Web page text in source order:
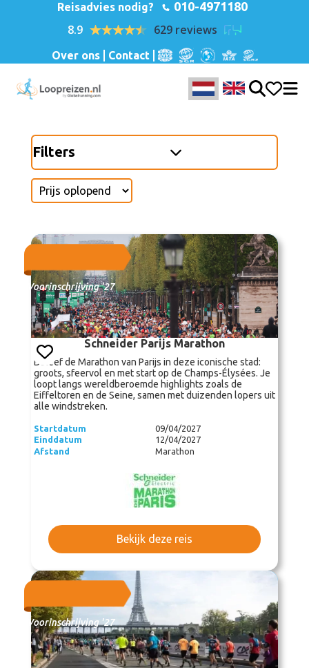
Reisadvies nodig? 010-4971180
8.9 629 reviews
Over ons Contact
Filters
Voorinschrijving '27
Schneider Parijs Marathon
Beleef de Marathon van Parijs in deze iconische stad:
groots, sfeervol en met start op de Champs-Élysées. Je
loopt langs wereldberoemde highlights zoals de
Eiffeltoren en de Seine, samen met duizenden lopers uit
alle windstreken.
Startdatum
09/04/2027
Einddatum
12/04/2027
Afstand
Marathon
Bekijk deze reis
Voorinschrijving '27